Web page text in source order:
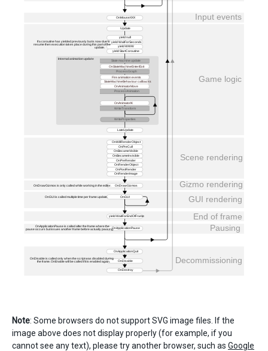
Note: Some browsers do not support SVG image files. If the
image above does not display properly (for example, if you
cannot see any text), please try another browser, such as Google